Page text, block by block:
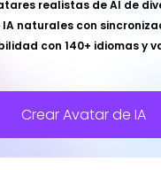
realistas de AI de
IA naturales con
con 140+ idiomas y
Crear Avatar de IA